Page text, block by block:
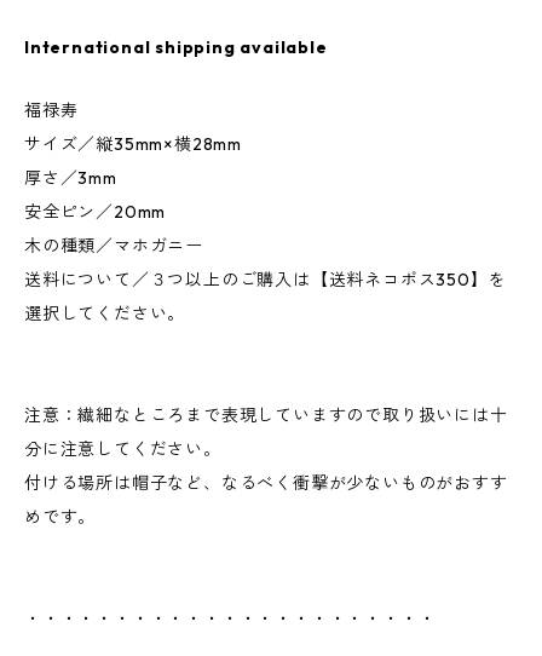
International shipping available
福禄寿
サイズ／縦35mm×横28mm
厚さ／3mm
安全ピン／20mm
木の種類／マホガニー
送料について／３つ以上のご購入は【送料ネコポス350】を
選択してください。
注意：繊細なところまで表現していますので取り扱いには十
分に注意してください。
付ける場所は帽子など、なるべく衝撃が少ないものがおすす
めです。
・・・・・・・・・・・・・・・・・・・・・・・